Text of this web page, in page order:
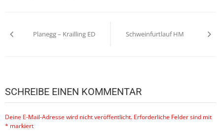
Planegg – Krailling ED Schweinfurtlauf HM
SCHREIBE EINEN KOMMENTAR
Deine E-Mail-Adresse wird nicht veröffentlicht. Erforderliche Felder sind mit
* markiert